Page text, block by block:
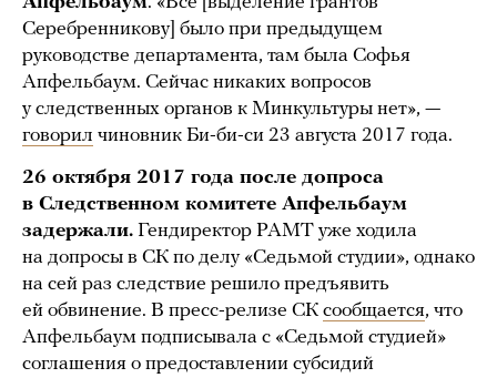
Серебренникову] было при предыдущем
руководстве департамента, там была Софья
Апфельбаум. Сейчас никаких вопросов
у следственных органов к Минкультуры нет», —
говорил чиновник Би-би-си 23 августа 2017 года.
26 октября 2017 года после допроса
в Следственном комитете Апфельбаум
задержали. Гендиректор РАМТ уже ходила
на допросы в СК по делу «Седьмой студии», однако
на сей раз следствие решило предъявить
ей обвинение. В пресс-релизе СК сообщается, что
Апфельбаум подписывала с «Седьмой студией»
соглашения о предоставлении субсидий